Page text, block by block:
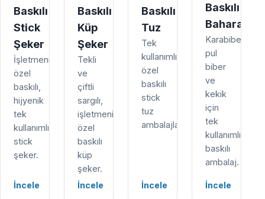
Baskılı
Stick
Şeker
İşletmenize
özel
baskılı,
hijyenik
tek
kullanımlık
stick
şeker.
İncele
Baskılı
Küp
Şeker
Tekli
ve
çiftli
sargılı,
işletmenize
özel
baskılı
küp
şeker.
İncele
Baskılı
Tuz
Tek
kullanımlık,
özel
baskılı
stick
tuz
ambalajları.
İncele
Baskılı
Baharat
Karabiber,
pul
biber
ve
kekik
için
tek
kullanımlık
baskılı
ambalaj.
İncele